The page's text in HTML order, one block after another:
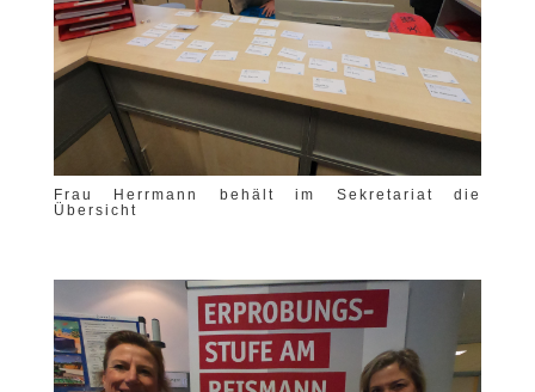
Frau Herrmann behält im Sekretariat die
Übersicht